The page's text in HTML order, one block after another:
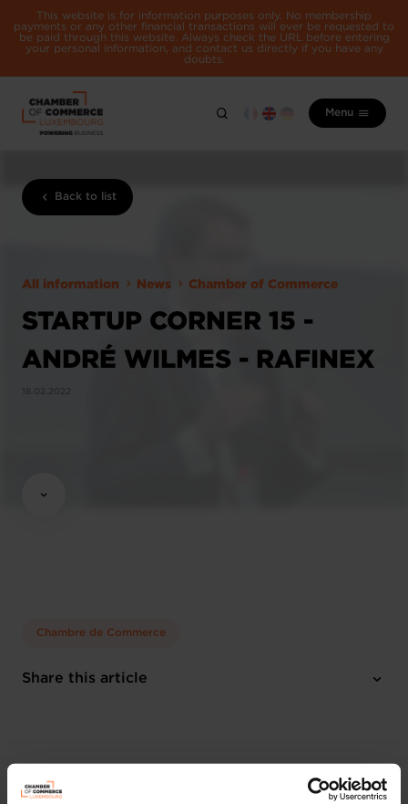
This website is for information purposes only. No membership
payments or any other financial transactions will ever be requested to
be paid through this website. Always check the URL before entering
your personal information, and contact us directly if you have any
doubts.
Menu
Back to list
All information News Chamber of Commerce
STARTUP CORNER 15 -
ANDRÉ WILMES - RAFINEX
Chambre de Commerce
Share this article